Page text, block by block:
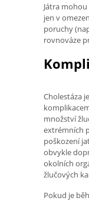
Játra
jen v
poruchy
rovnováze
Cholestáza
množství
extrémních
poškození
obvykle
okolních
žlučových
Pokud je